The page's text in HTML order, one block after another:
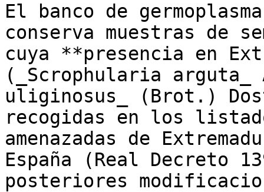
El banco de
conserva muestras de
cuya **presencia en
(_Scrophularia
uliginosus_ (Brot.)
recogidas en los
amenazadas de
España (Real Decreto
posteriores